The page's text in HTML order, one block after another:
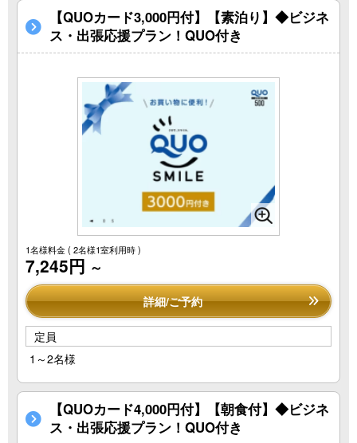
【QUOカード3,000円付】【素泊り】◆ビジネ
ス・出張応援プラン！QUO付き
1名様料金( 2名様1室利用時 )
7,245円 ～
詳細/ご予約
定員
1～2名様
【QUOカード4,000円付】【朝食付】◆ビジネ
ス・出張応援プラン！QUO付き